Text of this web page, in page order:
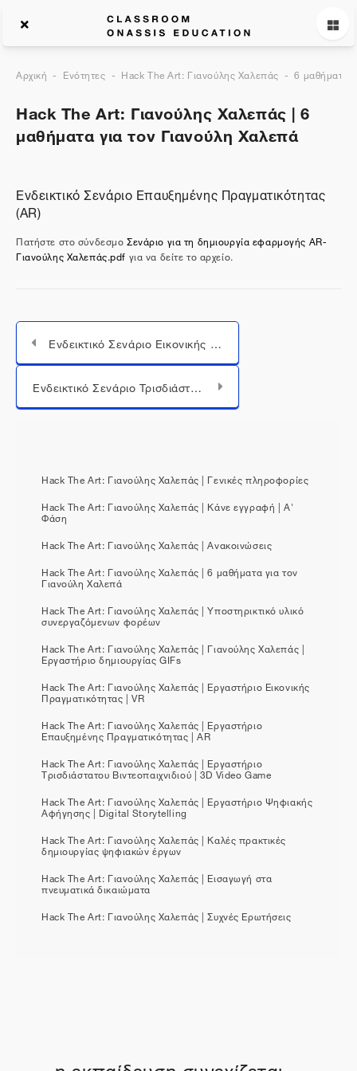
Αρχική Ενότητες Hack The Art: Γιανούλης Χαλεπάς 6 μαθήματα
Hack The Art: Γιανούλης Χαλεπάς | 6
μαθήματα για τον Γιανούλη Χαλεπά
Ενδεικτικό Σενάριο Επαυξημένης Πραγματικότητας
(AR)
Πατήστε στο σύνδεσμοΣενάριο για τη δημιουργία εφαρμογής AR-
Γιανούλης Χαλεπάς.pdf για να δείτε το αρχείο.
Ενδεικτικό Σενάριο Εικονικής Πραγματικότητας (VR)
Μεταπήδηση σε...
Ενδεικτικό Σενάριο Τρισδιάστατου Βιντεοπαιχνιδιού (3D Video Game)
Hack The Art: Γιανούλης Χαλεπάς | Γενικές πληροφορίες
Hack The Art: Γιανούλης Χαλεπάς | Κάνε εγγραφή | Α'
Φάση
Hack The Art: Γιανούλης Χαλεπάς | Ανακοινώσεις
Hack The Art: Γιανούλης Χαλεπάς | 6 μαθήματα για τον
Γιανούλη Χαλεπά
Hack The Art: Γιανούλης Χαλεπάς | Υποστηρικτικό υλικό
συνεργαζόμενων φορέων
Hack The Art: Γιανούλης Χαλεπάς | Γιανούλης Χαλεπάς |
Εργαστήριο δημιουργίας GIFs
Hack The Art: Γιανούλης Χαλεπάς | Εργαστήριο Εικονικής
Πραγματικότητας | VR
Hack The Art: Γιανούλης Χαλεπάς | Εργαστήριο
Επαυξημένης Πραγματικότητας | AR
Hack The Art: Γιανούλης Χαλεπάς | Εργαστήριο
Τρισδιάστατου Βιντεοπαιχνιδιού | 3D Video Game
Hack The Art: Γιανούλης Χαλεπάς | Εργαστήριο Ψηφιακής
Αφήγησης | Digital Storytelling
Hack The Art: Γιανούλης Χαλεπάς | Καλές πρακτικές
δημιουργίας ψηφιακών έργων
Hack The Art: Γιανούλης Χαλεπάς | Εισαγωγή στα
πνευματικά δικαιώματα
Hack The Art: Γιανούλης Χαλεπάς | Συχνές Ερωτήσεις